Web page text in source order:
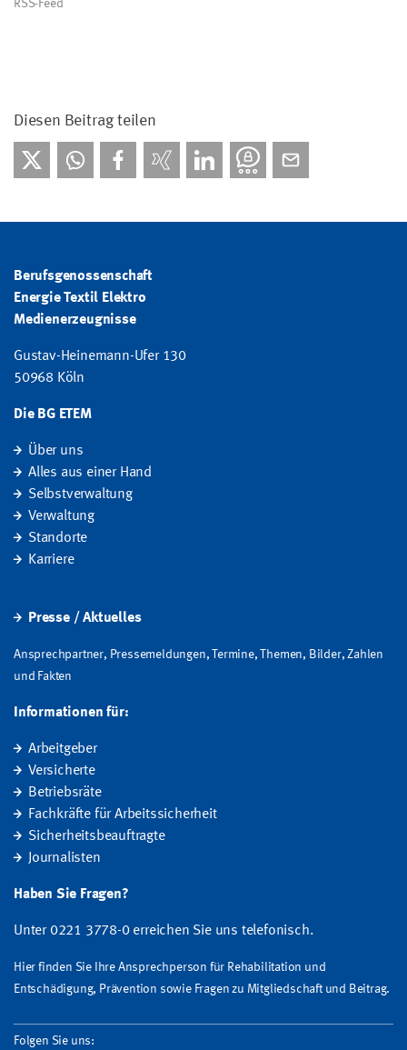
RSS-Feed
Diesen Beitrag teilen
Berufsgenossenschaft
Energie Textil Elektro
Medienerzeugnisse
Gustav-Heinemann-Ufer 130
50968 Köln
Die BG ETEM
Über uns
Alles aus einer Hand
Selbstverwaltung
Verwaltung
Standorte
Karriere
Presse / Aktuelles
Ansprechpartner, Pressemeldungen, Termine, Themen, Bilder, Zahlen
und Fakten
Informationen für:
Arbeitgeber
Versicherte
Betriebsräte
Fachkräfte für Arbeitssicherheit
Sicherheitsbeauftragte
Journalisten
Haben Sie Fragen?
Unter 0221 3778-0 erreichen Sie uns telefonisch.
Hier finden Sie Ihre Ansprechperson für Rehabilitation und
Entschädigung, Prävention sowie Fragen zu Mitgliedschaft und Beitrag.
Folgen Sie uns: